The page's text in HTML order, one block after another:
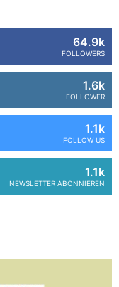
64.9k
FOLLOWERS
1.6k
FOLLOWER
1.1k
FOLLOW US
1.1k
NEWSLETTER ABONNIEREN